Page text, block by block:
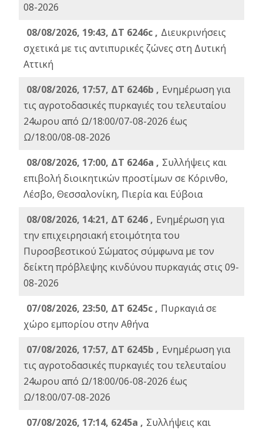
08-2026
08/08/2026, 19:43, ΔT 6246c , Διευκρινήσεις
σχετικά με τις αντιπυρικές ζώνες στη Δυτική
Αττική
08/08/2026, 17:57, ΔΤ 6246b , Ενημέρωση για
τις αγροτοδασικές πυρκαγιές του τελευταίου
24ωρου από Ω/18:00/07-08-2026 έως
Ω/18:00/08-08-2026
08/08/2026, 17:00, ΔΤ 6246a , Συλλήψεις και
επιβολή διοικητικών προστίμων σε Κόρινθο,
Λέσβο, Θεσσαλονίκη, Πιερία και Εύβοια
08/08/2026, 14:21, ΔΤ 6246 , Ενημέρωση για
την επιχειρησιακή ετοιμότητα του
Πυροσβεστικού Σώματος σύμφωνα με τον
δείκτη πρόβλεψης κινδύνου πυρκαγιάς στις 09-
08-2026
07/08/2026, 23:50, ΔΤ 6245c , Πυρκαγιά σε
χώρο εμπορίου στην Αθήνα
07/08/2026, 17:57, ΔΤ 6245b , Ενημέρωση για
τις αγροτοδασικές πυρκαγιές του τελευταίου
24ωρου από Ω/18:00/06-08-2026 έως
Ω/18:00/07-08-2026
07/08/2026, 17:14, 6245a , Συλλήψεις και